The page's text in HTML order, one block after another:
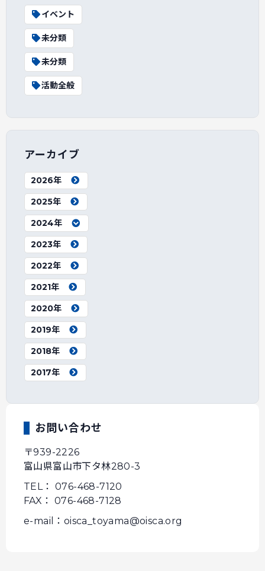
イベント
未分類
未分類
活動全般
アーカイブ
2026年
2025年
2024年
2023年
2022年
2021年
2020年
2019年
2018年
2017年
お問い合わせ
〒939-2226
富山県富山市下タ林280-3
TEL： 076-468-7120
FAX： 076-468-7128
e-mail：oisca_toyama@oisca.org